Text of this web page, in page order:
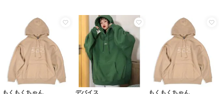
もくもくちゃん デバイス もくもくちゃん